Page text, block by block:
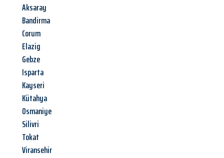
Aksaray
Bandirma
Corum
Elazig
Gebze
Isparta
Kayseri
Kütahya
Osmaniye
Silivri
Tokat
Viransehir